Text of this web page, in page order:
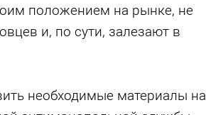
положением на рынке, не
и, по сути, залезают в
необходимые материалы на